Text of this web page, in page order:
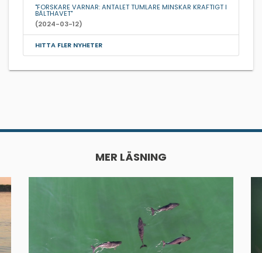
"FORSKARE VARNAR: ANTALET TUMLARE MINSKAR KRAFTIGT I
BÄLTHAVET"
(2024-03-12)
HITTA FLER NYHETER
MER LÄSNING